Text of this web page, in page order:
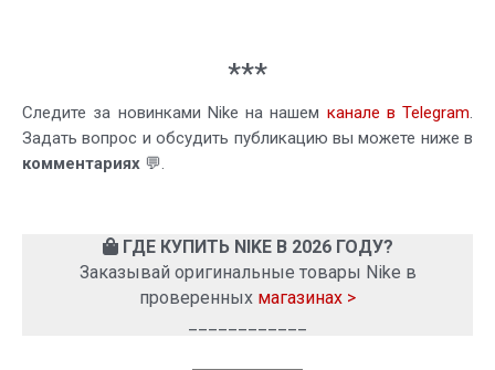
***
Следите за новинками Nike на нашем канале в Telegram.
Задать вопрос и обсудить публикацию вы можете ниже в
комментариях 💬.
ГДЕ КУПИТЬ NIKE В 2026 ГОДУ?
Заказывай оригинальные товары Nike в
проверенных магазинах >